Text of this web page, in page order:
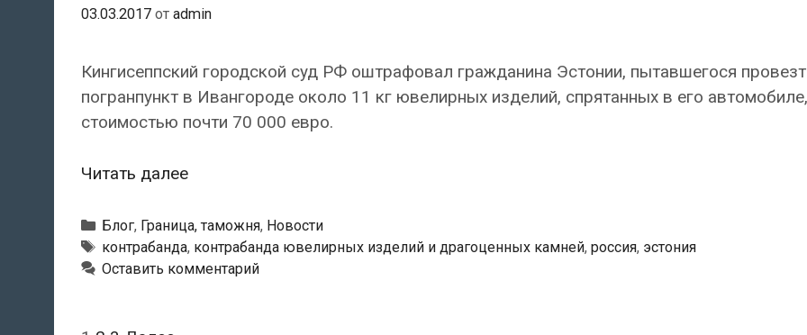
03.03.2017 от admin
Кингисеппский городской суд РФ оштрафовал гражданина Эстонии, пытавшегося
погранпункт в Ивангороде около 11 кг ювелирных изделий, спрятанных в его
стоимостью почти 70 000 евро.
Читать далееГражданина
оштрафовали
за
попытку
Рубрики
Блог, Граница, таможня, Новости
Метки
контрабанда, контрабанда ювелирных изделий и драгоценных камней, россия, эстония
Оставить комментарий